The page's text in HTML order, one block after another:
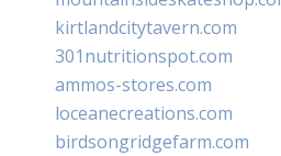
kirtlandcitytavern.com
301nutritionspot.com
ammos-stores.com
loceanecreations.com
birdsongridgefarm.com